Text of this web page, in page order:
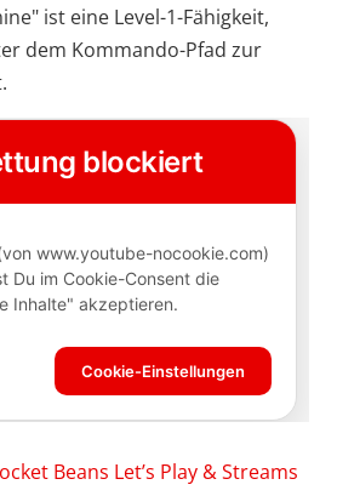
ist eine Level-1-Fähigkeit,
dem Kommando-Pfad zur
Beans Let’s Play & Streams